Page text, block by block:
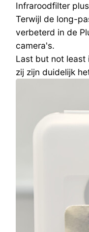
Infraroodfilter
Terwijl de long-
verbeterd in de
camera's.
Last but not least
zij zijn duidelijk